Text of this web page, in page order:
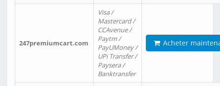
247premiumcart.com
Visa /
Mastercard /
CCAvenue /
Paytm /
PayUMoney /
UPi Transfer /
Paysera /
Banktransfer
Acheter